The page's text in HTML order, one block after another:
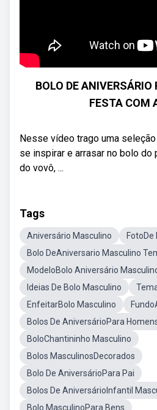
BOLO DE
FESTA COM
Nesse vídeo trago uma
se inspirar e arrasar no bolo do
do vovô, ...
Tags
Aniversário Masculino
FotoDe
Bolo DeAniversario Masculino
ModeloBolo Aniversário
Ideias De Bolo Masculino
EnfeitarBolo Masculino
Bolos De AniversárioPara
BoloChantininho Masculino
Bolos MasculinosDecorados
Bolo De AniversárioPara Pai
Bolos De AniversárioInfantil
Bolo MasculinoPara Bens